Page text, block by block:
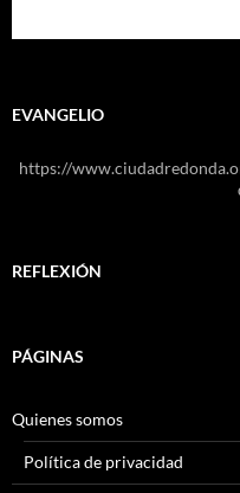
EVANGELIO
https://
REFLEXIÓN
PÁGINAS
Quienes somos
Política de privacidad